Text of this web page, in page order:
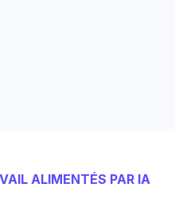
ALIMENTÉS PAR IA